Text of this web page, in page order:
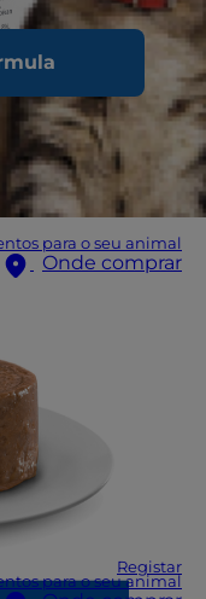
para o seu animal
Onde comprar
Registar
para o seu animal